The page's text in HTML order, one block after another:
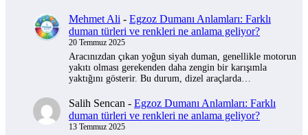
Mehmet Ali - Egzoz Dumanı Anlamları: Farklı
duman türleri ve renkleri ne anlama geliyor?
20 Temmuz 2025
Aracınızdan çıkan yoğun siyah duman, genellikle motorun
yakıtı olması gerekenden daha zengin bir karışımla
yaktığını gösterir. Bu durum, dizel araçlarda…
Salih Sencan - Egzoz Dumanı Anlamları: Farklı
duman türleri ve renkleri ne anlama geliyor?
13 Temmuz 2025